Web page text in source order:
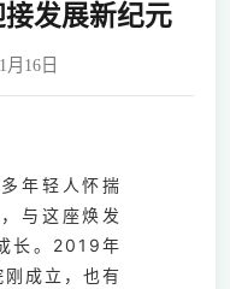
发展新纪元
月16日
年轻人怀揣
与这座焕发
长。2019年
成立，也有